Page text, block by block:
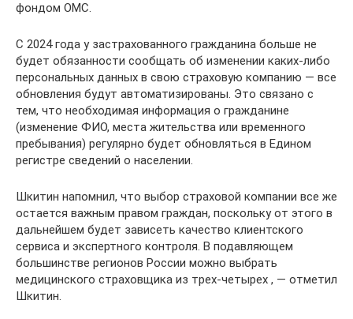
фондом ОМС.
С 2024 года у застрахованного гражданина больше не
будет обязанности сообщать об изменении каких-либо
персональных данных в свою страховую компанию — все
обновления будут автоматизированы. Это связано с
тем, что необходимая информация о гражданине
(изменение ФИО, места жительства или временного
пребывания) регулярно будет обновляться в Едином
регистре сведений о населении.
Шкитин напомнил, что выбор страховой компании все же
остается важным правом граждан, поскольку от этого в
дальнейшем будет зависеть качество клиентского
сервиса и экспертного контроля. В подавляющем
большинстве регионов России можно выбрать
медицинского страховщика из трех-четырех , — отметил
Шкитин.